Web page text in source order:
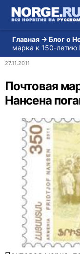
Главная → Блог о
марка к 150-летию
27.11.2011
Почтовая
Нансена